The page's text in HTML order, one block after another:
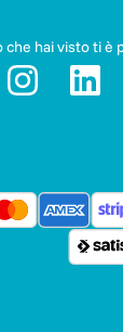
che hai visto ti è